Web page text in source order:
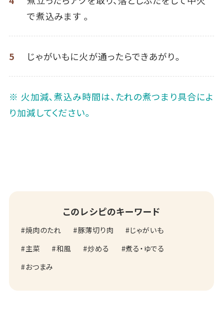
で煮込みます 。
5 じゃがいもに火が通ったらできあがり。
※ 火加減、煮込み時間は、たれの煮つまり具合によ
り加減してください。
このレシピのキーワード
焼肉のたれ 豚薄切り肉
じゃがいも
主菜
和風 炒める
煮る・ゆでる
おつまみ